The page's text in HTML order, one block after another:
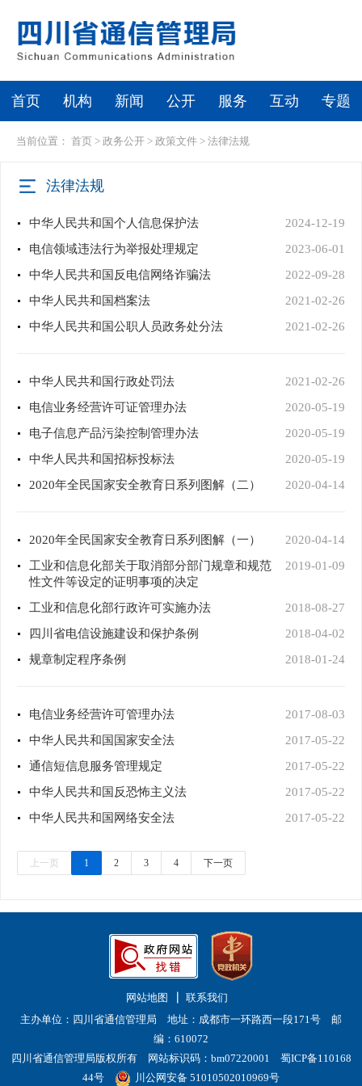
首页 机构 新闻 公开 服务 互动 专题
当前位置： 首页 > 政务公开 > 政策文件 > 法律法规
法律法规
2024-12-19
中华人民共和国个人信息保护法
2023-06-01
电信领域违法行为举报处理规定
2022-09-28
中华人民共和国反电信网络诈骗法
2021-02-26
中华人民共和国档案法
2021-02-26
中华人民共和国公职人员政务处分法
2021-02-26
中华人民共和国行政处罚法
2020-05-19
电信业务经营许可证管理办法
2020-05-19
电子信息产品污染控制管理办法
2020-05-19
中华人民共和国招标投标法
2020-04-14
2020年全民国家安全教育日系列图解（二）
2020-04-14
2020年全民国家安全教育日系列图解（一）
2019-01-09
工业和信息化部关于取消部分部门规章和规范
性文件等设定的证明事项的决定
2018-08-27
工业和信息化部行政许可实施办法
2018-04-02
四川省电信设施建设和保护条例
2018-01-24
规章制定程序条例
2017-08-03
电信业务经营许可管理办法
2017-05-22
中华人民共和国国家安全法
2017-05-22
通信短信息服务管理规定
2017-05-22
中华人民共和国反恐怖主义法
2017-05-22
中华人民共和国网络安全法
上一页 1 2 3 4 下一页
网站地图
联系我们
主办单位：四川省通信管理局 地址：成都市一环路西一段171号 邮
编：610072
四川省通信管理局版权所有 网站标识码：bm07220001 蜀ICP备110168
44号
川公网安备 51010502010969号